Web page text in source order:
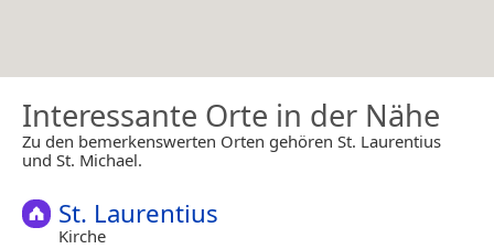
Interessante Orte in der Nähe
Zu den bemerkenswerten Orten gehören St. Laurentius
und St. Michael.
St. Laurentius
Kirche